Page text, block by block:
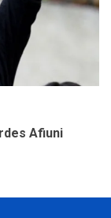
Afiuni